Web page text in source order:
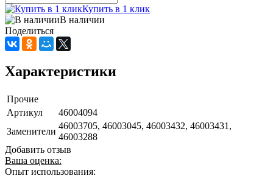
Купить в 1 клик
В наличии
Поделиться
Характеристики
Прочие
Артикул
46004094
Заменители
46003705, 46003045, 46003432, 46003431,
46003288
Добавить отзыв
Ваша оценка:
Опыт использования: